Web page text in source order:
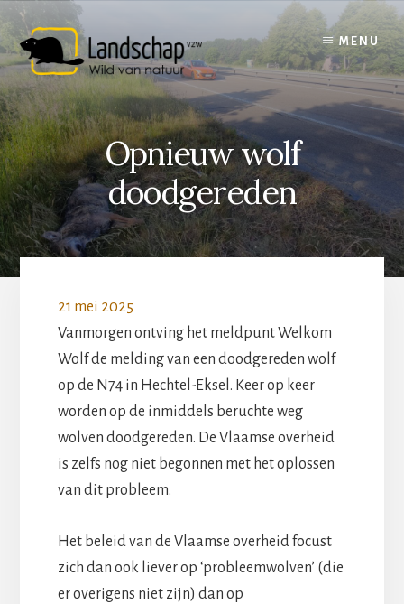
Skip
to
content
MENU
Opnieuw wolf
doodgereden
21 mei 2025
Vanmorgen ontving het meldpunt Welkom
Wolf de melding van een doodgereden wolf
op de N74 in Hechtel-Eksel. Keer op keer
worden op de inmiddels beruchte weg
wolven doodgereden. De Vlaamse overheid
is zelfs nog niet begonnen met het oplossen
van dit probleem.
Het beleid van de Vlaamse overheid focust
zich dan ook liever op ‘probleemwolven’ (die
er overigens niet zijn) dan op